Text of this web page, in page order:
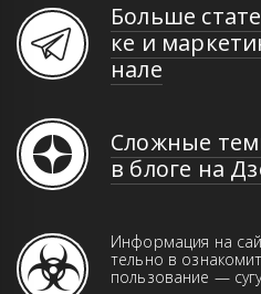
Больше
ке и
на­ле
Сложные
в блоге на
Информация на
те­ль­но в
поль­зо­ва­ние —